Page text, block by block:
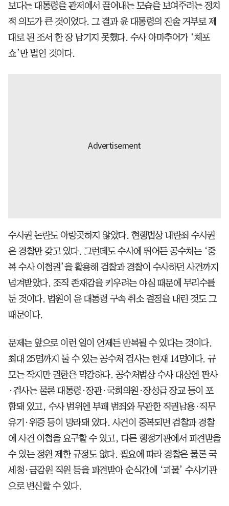
보다는 대통령을 관저에서 끌어내는 모습을 보여주려는 정치
적 의도가 큰 것이었다. 그 결과 윤 대통령의 진술 거부로 제
대로 된 조서 한 장 남기지 못했다. 수사 아마추어가 ‘체포
쇼’만 벌인 것이다.
수사권 논란도 아랑곳하지 않았다. 현행법상 내란죄 수사권
은 경찰만 갖고 있다. 그런데도 수사에 뛰어든 공수처는 ‘중
복 수사 이첩권’을 활용해 검찰과 경찰이 수사하던 사건까지
넘겨받았다. 조직 존재감을 키우려는 야심 때문에 무리수를
둔 것이다. 법원이 윤 대통령 구속 취소 결정을 내린 것도 그
때문이다.
문제는 앞으로 이런 일이 언제든 반복될 수 있다는 것이다.
최대 25명까지 둘 수 있는 공수처 검사는 현재 14명이다. 규
모는 작지만 권한은 막강하다. 공수처법상 수사 대상엔 판사
·검사는 물론 대통령·장관·국회의원·장성급 장교 등이 포
함돼 있고, 수사 범위엔 부패 범죄와 무관한 직권남용·직무
유기·위증 등이 망라돼 있다. 사건이 중복되면 검찰과 경찰
에 사건 이첩을 요구할 수 있고, 다른 행정기관에서 파견받을
수 있는 정원 제한 규정도 없다. 필요에 따라 경찰은 물론 국
세청·금감원 직원 등을 파견받아 순식간에 ‘괴물’ 수사기관
으로 변신할 수 있다.